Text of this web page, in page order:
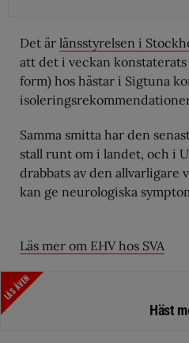
Det är länsstyrelsen i
att det i veckan
form) hos hästar i Sigtuna
Samma smitta har den
stall runt om i landet, och i
drabbats av den allvarligare
kan ge neurologiska
Läs mer om EHV hos SVA
LÄS ÄVEN
Häst